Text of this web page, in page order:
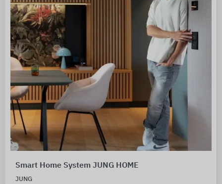
Smart Home System JUNG HOME
JUNG